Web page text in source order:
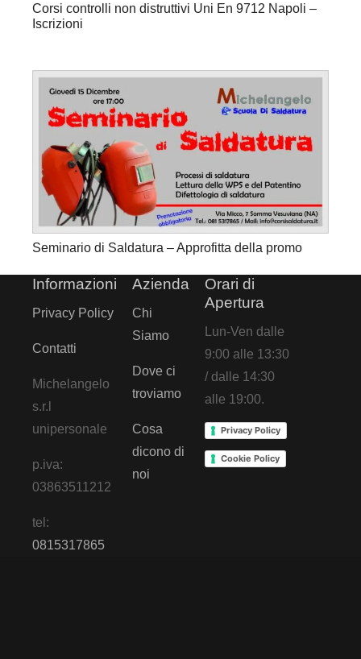
Corsi controlli non distruttivi Uni En 9712 Napoli –
Iscrizioni
Seminario di Saldatura – Approfitta della promo
Informazioni
Privacy Policy
Contatti
Michelangelo
s.r.l
unipersonale
p.iva:
03863511212
tel:
0815317865
Azienda
Chi
Siamo
Dove ci
troviamo
Cosa
dicono di
noi
Orari di
Apertura
Lun-Ven dalle
9:00 alle 13:30
/ dalle 14:30
alle 19:00.
Privacy Policy
Cookie Policy